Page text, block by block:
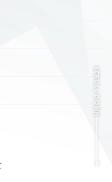
の流れ
ニング
SCROLL DOWN